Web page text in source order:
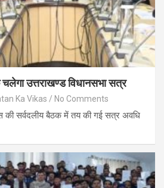
उत्तराखण्ड विधानसभा सत्र
Ka Vikas No Comments
सर्वदलीय बैठक में तय की गई सत्र अवधि